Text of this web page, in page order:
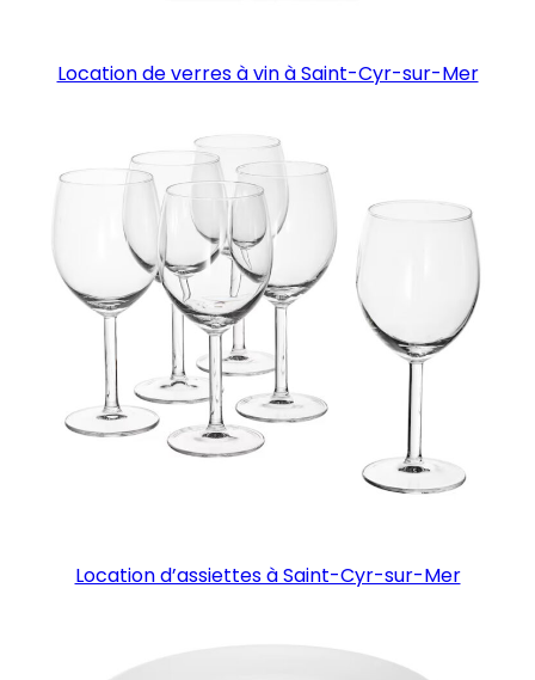
Location de verres à vin à Saint-Cyr-sur-Mer
Location d’assiettes à Saint-Cyr-sur-Mer